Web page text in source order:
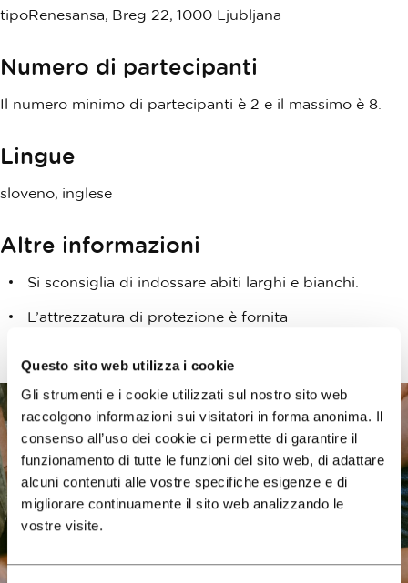
Questo sito web utilizza i cookie
Gli strumenti e i cookie utilizzati sul nostro sito web
raccolgono informazioni sui visitatori in forma anonima. Il
consenso all’uso dei cookie ci permette di garantire il
funzionamento di tutte le funzioni del sito web, di adattare
alcuni contenuti alle vostre specifiche esigenze e di
migliorare continuamente il sito web analizzando le
vostre visite.
tipoRenesansa, Breg 22, 1000 Ljubljana
Numero di partecipanti
Il numero minimo di partecipanti è 2 e il massimo è 8.
Lingue
sloveno, inglese
Altre informazioni
Si sconsiglia di indossare abiti larghi e bianchi.
L’attrezzatura di protezione è fornita